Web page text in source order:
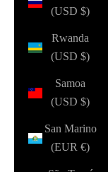
(USD $)
Rwanda
(USD $)
Samoa
(USD $)
San Marino
(EUR €)